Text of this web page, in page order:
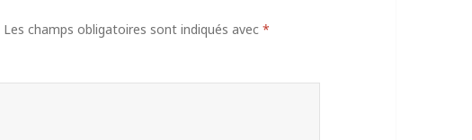
Les champs obligatoires sont indiqués avec*